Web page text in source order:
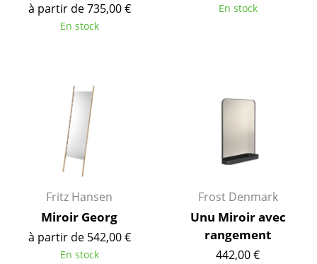
Pièces détachées
Suspensions & Plafonniers
Lampes de table
Lampes de bureau
Lampes de sol
Appliques murales
à partir de 735,00 €
En stock
En stock
Fritz Hansen
Miroir Georg
à partir de 542,00 €
En stock
Frost Denmark
Unu Miroir avec
rangement
442,00 €